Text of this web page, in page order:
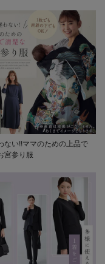
ない!!ママのための上品で
宮参り服